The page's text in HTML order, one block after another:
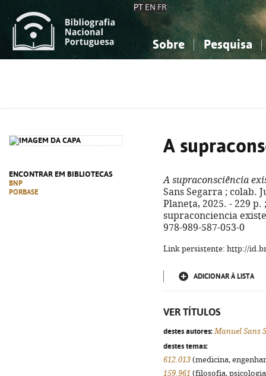
PT EN FR
Sobre Pesquisa
ENCONTRAR EM BIBLIOTECAS
BNP
PORBASE
A
A supraconsciência
Sans Segarra ; colab.
Planeta, 2025. - 229
supraconciencia
978-989-587-053-0
Link persistente: http://
ADICIONAR À LISTA
VER TÍTULOS
destes autores: Manuel Sans
destes temas:
612.013 (medicina,
159.961 (filosofia,